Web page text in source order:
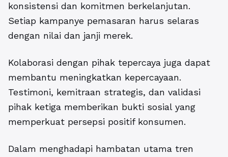
konsistensi dan komitmen berkelanjutan.
Setiap kampanye pemasaran harus selaras
dengan nilai dan janji merek.
Kolaborasi dengan pihak tepercaya juga dapat
membantu meningkatkan kepercayaan.
Testimoni, kemitraan strategis, dan validasi
pihak ketiga memberikan bukti sosial yang
memperkuat persepsi positif konsumen.
Dalam menghadapi hambatan utama tren